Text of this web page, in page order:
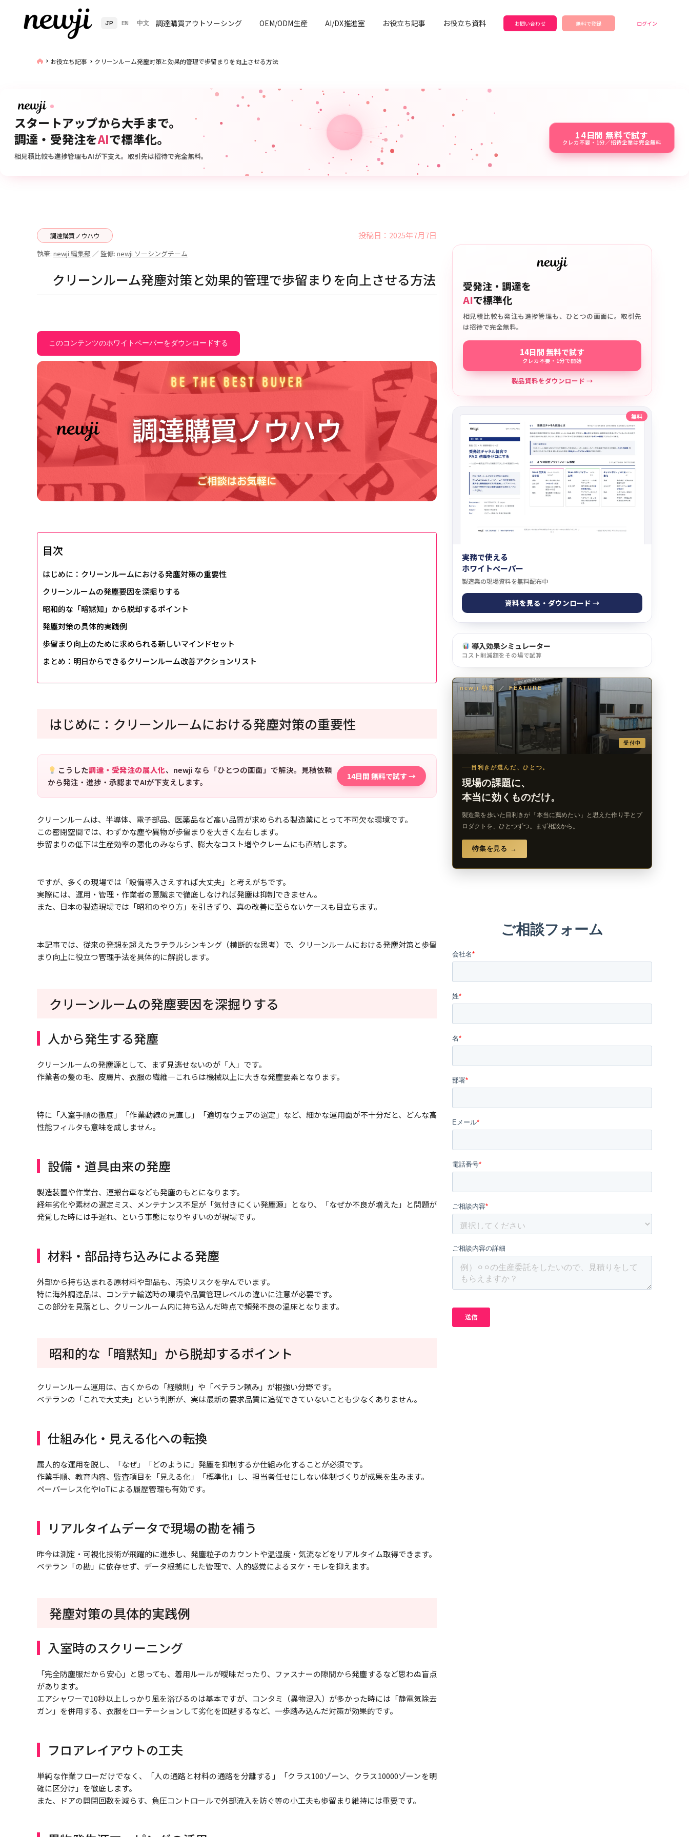
JP EN 中文 調達購買アウトソーシング OEM/ODM生産 AI/DX推進室 お役立ち記事 お役立ち資料 お問い合わせ 無料で登録 ログイン
お役立ち記事 クリーンルーム発塵対策と効果的管理で歩留まりを向上させる方法
スタートアップから大手まで。
調達・受発注をAIで標準化。
相見積比較も進捗管理もAIが下支え。取引先は招待で完全無料。
14日間 無料で試す
クレカ不要・1分／招待企業は完全無料
調達購買ノウハウ 投稿日：2025年7月7日
執筆: newji 編集部 ／ 監修: newji ソーシングチーム
クリーンルーム発塵対策と効果的管理で歩留まりを向上させる方法
このコンテンツのホワイトペーパーをダウンロードする
目次
はじめに：クリーンルームにおける発塵対策の重要性
クリーンルームの発塵要因を深掘りする
昭和的な「暗黙知」から脱却するポイント
発塵対策の具体的実践例
歩留まり向上のために求められる新しいマインドセット
まとめ：明日からできるクリーンルーム改善アクションリスト
はじめに：クリーンルームにおける発塵対策の重要性
こうした調達・受発注の属人化、newji なら「ひとつの画面」で解決。見積依頼
から発注・進捗・承認までAIが下支えします。
14日間 無料で試す →
クリーンルームは、半導体、電子部品、医薬品など高い品質が求められる製造業にとって不可欠な環境です。
この密閉空間では、わずかな塵や異物が歩留まりを大きく左右します。
歩留まりの低下は生産効率の悪化のみならず、膨大なコスト増やクレームにも直結します。
ですが、多くの現場では「設備導入さえすれば大丈夫」と考えがちです。
実際には、運用・管理・作業者の意識まで徹底しなければ発塵は抑制できません。
また、日本の製造現場では「昭和のやり方」を引きずり、真の改善に至らないケースも目立ちます。
本記事では、従来の発想を超えたラテラルシンキング（横断的な思考）で、クリーンルームにおける発塵対策と歩留
まり向上に役立つ管理手法を具体的に解説します。
クリーンルームの発塵要因を深掘りする
人から発生する発塵
クリーンルームの発塵源として、まず見逃せないのが「人」です。
作業者の髪の毛、皮膚片、衣服の繊維―これらは機械以上に大きな発塵要素となります。
特に「入室手順の徹底」「作業動線の見直し」「適切なウェアの選定」など、細かな運用面が不十分だと、どんな高
性能フィルタも意味を成しません。
設備・道具由来の発塵
製造装置や作業台、運搬台車なども発塵のもとになります。
経年劣化や素材の選定ミス、メンテナンス不足が「気付きにくい発塵源」となり、「なぜか不良が増えた」と問題が
発覚した時には手遅れ、という事態になりやすいのが現場です。
材料・部品持ち込みによる発塵
外部から持ち込まれる原材料や部品も、汚染リスクを孕んでいます。
特に海外調達品は、コンテナ輸送時の環境や品質管理レベルの違いに注意が必要です。
この部分を見落とし、クリーンルーム内に持ち込んだ時点で頻発不良の温床となります。
昭和的な「暗黙知」から脱却するポイント
クリーンルーム運用は、古くからの「経験則」や「ベテラン頼み」が根強い分野です。
ベテランの「これで大丈夫」という判断が、実は最新の要求品質に追従できていないことも少なくありません。
仕組み化・見える化への転換
属人的な運用を脱し、「なぜ」「どのように」発塵を抑制するか仕組み化することが必須です。
作業手順、教育内容、監査項目を「見える化」「標準化」し、担当者任せにしない体制づくりが成果を生みます。
ペーパーレス化やIoTによる履歴管理も有効です。
リアルタイムデータで現場の勘を補う
昨今は測定・可視化技術が飛躍的に進歩し、発塵粒子のカウントや温湿度・気流などをリアルタイム取得できます。
ベテラン「の勘」に依存せず、データ根拠にした管理で、人的感覚によるヌケ・モレを抑えます。
発塵対策の具体的実践例
入室時のスクリーニング
「完全防塵服だから安心」と思っても、着用ルールが曖昧だったり、ファスナーの隙間から発塵するなど思わぬ盲点
があります。
エアシャワーで10秒以上しっかり風を浴びるのは基本ですが、コンタミ（異物混入）が多かった時には「静電気除去
ガン」を併用する、衣服をローテーションして劣化を回避するなど、一歩踏み込んだ対策が効果的です。
フロアレイアウトの工夫
単純な作業フローだけでなく、「人の通路と材料の通路を分離する」「クラス100ゾーン、クラス10000ゾーンを明
確に区分け」を徹底します。
また、ドアの開閉回数を減らす、負圧コントロールで外部流入を防ぐ等の小工夫も歩留まり維持には重要です。
受発注・調達を
AIで標準化
相見積比較も発注も進捗管理も、ひとつの画面に。取引先
は招待で完全無料。
14日間 無料で試す
クレカ不要・1分で開始
製品資料をダウンロード →
無料
実務で使える
ホワイトペーパー
製造業の現場資料を無料配布中
資料を見る・ダウンロード →
導入効果シミュレーター
コスト削減額をその場で試算
newji 特集 ／ FEATURE
受付中
目利きが選んだ、ひとつ。
現場の課題に、
本当に効くものだけ。
製造業を歩いた目利きが「本当に薦めたい」と思えた作り手とプ
ロダクトを、ひとつずつ。まず相談から。
特集を見る →